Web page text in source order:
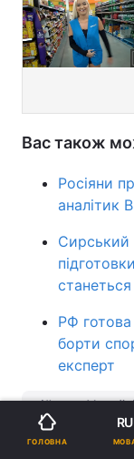
Вас також
Росіяни
аналітик
Сирський
станеться
РФ
борти
експерт
війна в
ГОЛОВНА
RU